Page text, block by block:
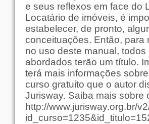
e seus reflexos em face do
Locatário de imóveis, é
estabelecer, de pronto,
conceituações. Então, para
no uso deste manual, todos
abordados terão um título.
terá mais informações
curso gratuito que o autor
Jurisway. Saiba mais sobre
http://www.jurisway.org.br/